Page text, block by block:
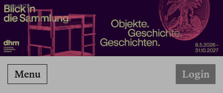
PUBLICITÉ
Menu Login